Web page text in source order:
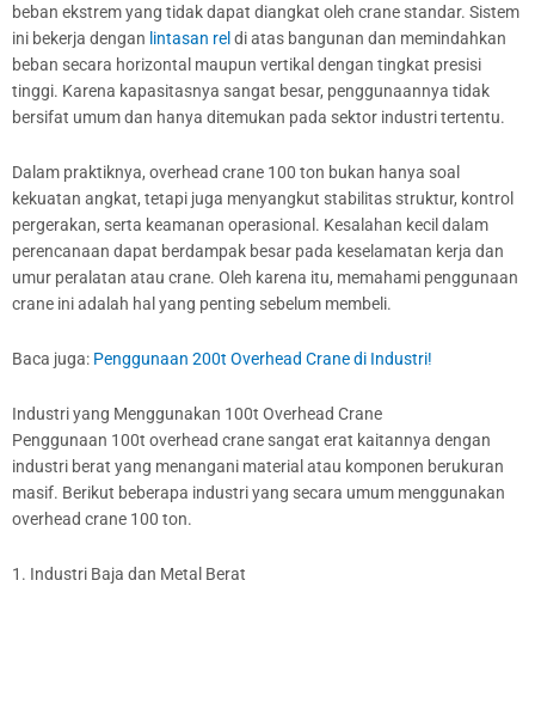
beban ekstrem yang tidak dapat diangkat oleh crane standar. Sistem
ini bekerja dengan lintasan rel di atas bangunan dan memindahkan
beban secara horizontal maupun vertikal dengan tingkat presisi
tinggi. Karena kapasitasnya sangat besar, penggunaannya tidak
bersifat umum dan hanya ditemukan pada sektor industri tertentu.
Dalam praktiknya, overhead crane 100 ton bukan hanya soal
kekuatan angkat, tetapi juga menyangkut stabilitas struktur, kontrol
pergerakan, serta keamanan operasional. Kesalahan kecil dalam
perencanaan dapat berdampak besar pada keselamatan kerja dan
umur peralatan atau crane. Oleh karena itu, memahami penggunaan
crane ini adalah hal yang penting sebelum membeli.
Baca juga: Penggunaan 200t Overhead Crane di Industri!
Industri yang Menggunakan 100t Overhead Crane
Penggunaan 100t overhead crane sangat erat kaitannya dengan
industri berat yang menangani material atau komponen berukuran
masif. Berikut beberapa industri yang secara umum menggunakan
overhead crane 100 ton.
1. Industri Baja dan Metal Berat